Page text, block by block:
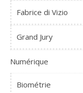
Fabrice di Vizio
Grand Jury
Numérique
Biométrie